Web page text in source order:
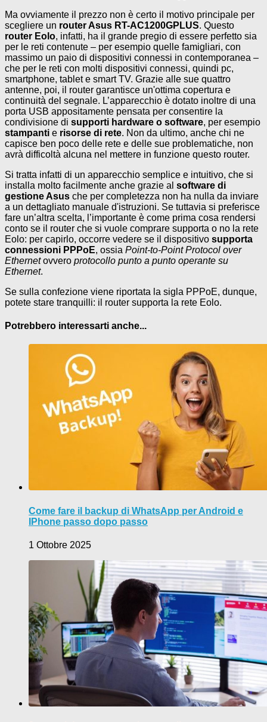
Ma ovviamente il prezzo non è certo il motivo principale per
scegliere un router Asus RT-AC1200GPLUS. Questo
router Eolo, infatti, ha il grande pregio di essere perfetto sia
per le reti contenute – per esempio quelle famigliari, con
massimo un paio di dispositivi connessi in contemporanea –
che per le reti con molti dispositivi connessi, quindi pc,
smartphone, tablet e smart TV. Grazie alle sue quattro
antenne, poi, il router garantisce un'ottima copertura e
continuità del segnale. L’apparecchio è dotato inoltre di una
porta USB appositamente pensata per consentire la
condivisione di supporti hardware o software, per esempio
stampanti e risorse di rete. Non da ultimo, anche chi ne
capisce ben poco delle rete e delle sue problematiche, non
avrà difficoltà alcuna nel mettere in funzione questo router.
Si tratta infatti di un apparecchio semplice e intuitivo, che si
installa molto facilmente anche grazie al software di
gestione Asus che per completezza non ha nulla da inviare
a un dettagliato manuale d'istruzioni. Se tuttavia si preferisce
fare un’altra scelta, l’importante è come prima cosa rendersi
conto se il router che si vuole comprare supporta o no la rete
Eolo: per capirlo, occorre vedere se il dispositivo supporta
connessioni PPPoE, ossia Point-to-Point Protocol over
Ethernetovvero protocollo punto a punto operante su
Ethernet.
Se sulla confezione viene riportata la sigla PPPoE, dunque,
potete stare tranquilli: il router supporta la rete Eolo.
Potrebbero interessarti anche...
Come fare il backup di WhatsApp per Android e
IPhone passo dopo passo
1 Ottobre 2025